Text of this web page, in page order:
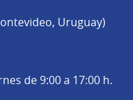
Uruguay)
de 9:00 a 17:00 h.